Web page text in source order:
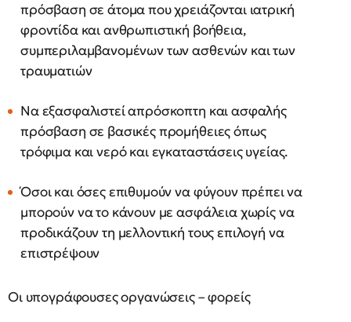
πρόσβαση σε άτομα που χρειάζονται ιατρική
φροντίδα και ανθρωπιστική βοήθεια,
συμπεριλαμβανομένων των ασθενών και των
τραυματιών
Να εξασφαλιστεί απρόσκοπτη και ασφαλής
πρόσβαση σε βασικές προμήθειες όπως
τρόφιμα και νερό και εγκαταστάσεις υγείας.
Όσοι και όσες επιθυμούν να φύγουν πρέπει να
μπορούν να το κάνουν με ασφάλεια χωρίς να
προδικάζουν τη μελλοντική τους επιλογή να
επιστρέψουν
Οι υπογράφουσες οργανώσεις – φορείς